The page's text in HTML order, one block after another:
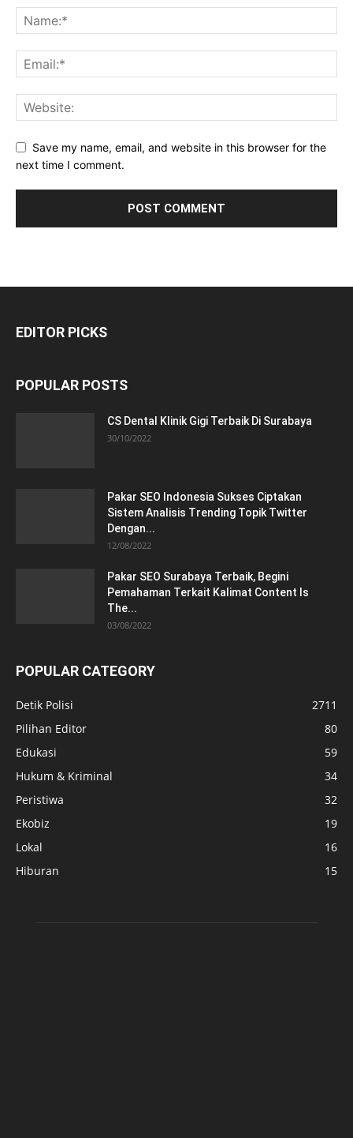
Save my name, email, and website in this browser for the
next time I comment.
EDITOR PICKS
POPULAR POSTS
CS Dental Klinik Gigi Terbaik Di Surabaya
30/10/2022
Pakar SEO Indonesia Sukses Ciptakan
Sistem Analisis Trending Topik Twitter
Dengan...
12/08/2022
Pakar SEO Surabaya Terbaik, Begini
Pemahaman Terkait Kalimat Content Is
The...
03/08/2022
POPULAR CATEGORY
Detik Polisi
2711
Pilihan Editor
80
Edukasi
59
Hukum & Kriminal
34
Peristiwa
32
Ekobiz
19
Lokal
16
Hiburan
15